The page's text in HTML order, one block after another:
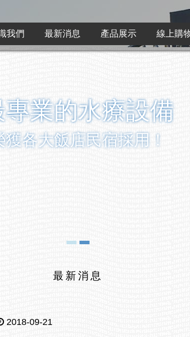
專業的水療設備
獲各大飯店民宿採用！
我們 最新消息 產品展示 線上購
最新消息
2018-09-21